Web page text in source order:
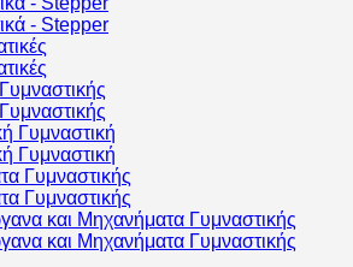
- Stepper
Γυμναστική
Γυμναστική
Γυμναστικής
Γυμναστικής
και Μηχανήματα Γυμναστικής
και Μηχανήματα Γυμναστικής